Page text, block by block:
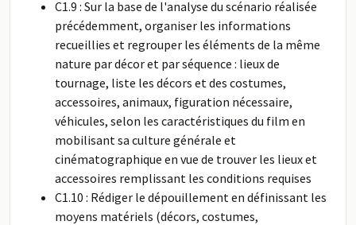
C1.9 : Sur la base de l'analyse du scénario réalisée
précédemment, organiser les informations
recueillies et regrouper les éléments de la même
nature par décor et par séquence : lieux de
tournage, liste les décors et des costumes,
accessoires, animaux, figuration nécessaire,
véhicules, selon les caractéristiques du film en
mobilisant sa culture générale et
cinématographique en vue de trouver les lieux et
accessoires remplissant les conditions requises
C1.10 : Rédiger le dépouillement en définissant les
moyens matériels (décors, costumes,